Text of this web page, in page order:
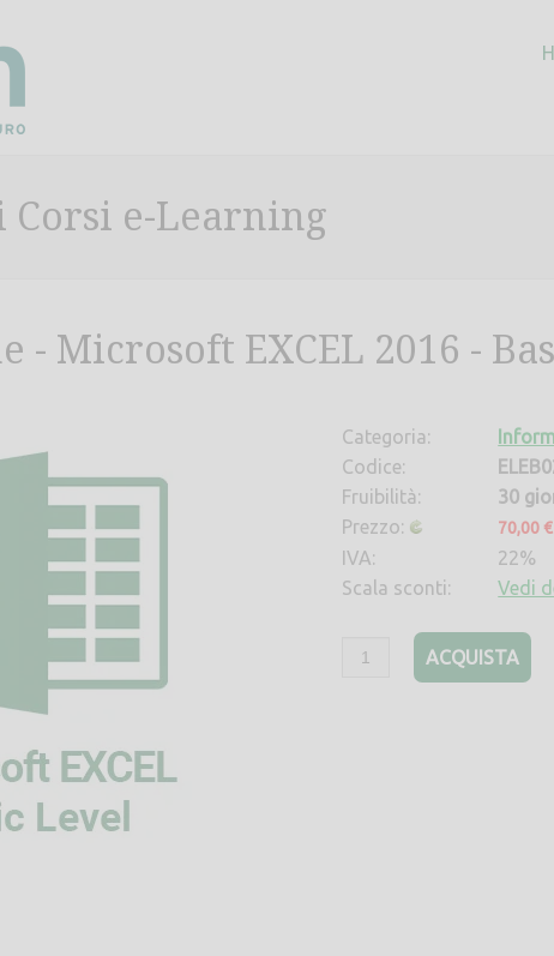
Corsi e-Learning
- Microsoft EXCEL 2016 -
Categoria:
Codice:
Fruibilità:
30
Prezzo:
70,00 €
IVA:
22%
Scala sconti:
Vedi
ACQUISTA